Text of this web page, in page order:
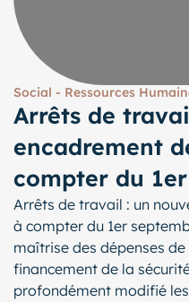
Social - Ressources
Arrêts de
encadrement
compter du
Arrêts de travail : un
à compter du 1er
maîtrise des dépenses
financement de la
profondément modifié